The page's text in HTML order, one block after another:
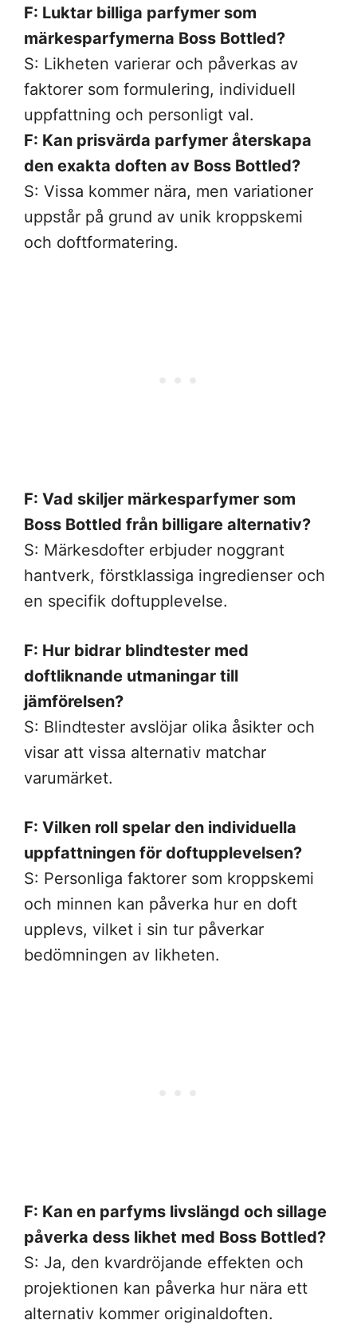
F: Luktar billiga parfymer som
märkesparfymerna Boss Bottled?
S: Likheten varierar och påverkas av
faktorer som formulering, individuell
uppfattning och personligt val.
F: Kan prisvärda parfymer återskapa
den exakta doften av Boss Bottled?
S: Vissa kommer nära, men variationer
uppstår på grund av unik kroppskemi
och doftformatering.
F: Vad skiljer märkesparfymer som
Boss Bottled från billigare alternativ?
S: Märkesdofter erbjuder noggrant
hantverk, förstklassiga ingredienser och
en specifik doftupplevelse.
F: Hur bidrar blindtester med
doftliknande utmaningar till
jämförelsen?
S: Blindtester avslöjar olika åsikter och
visar att vissa alternativ matchar
varumärket.
F: Vilken roll spelar den individuella
uppfattningen för doftupplevelsen?
S: Personliga faktorer som kroppskemi
och minnen kan påverka hur en doft
upplevs, vilket i sin tur påverkar
bedömningen av likheten.
F: Kan en parfyms livslängd och sillage
påverka dess likhet med Boss Bottled?
S: Ja, den kvardröjande effekten och
projektionen kan påverka hur nära ett
alternativ kommer originaldoften.